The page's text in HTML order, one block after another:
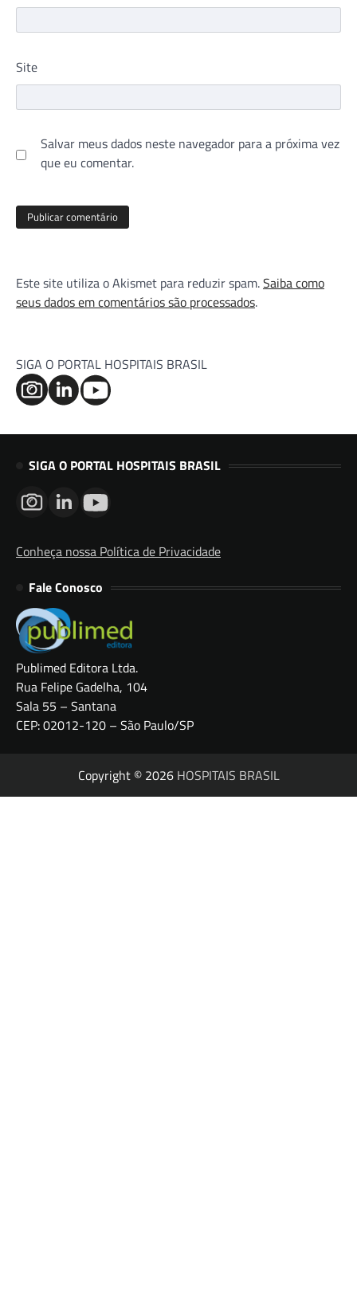
Site
Salvar meus dados neste navegador para a próxima vez
que eu comentar.
Este site utiliza o Akismet para reduzir spam.Saiba como
seus dados em comentários são processados.
SIGA O PORTAL HOSPITAIS BRASIL
SIGA O PORTAL HOSPITAIS BRASIL
Conheça nossa Política de Privacidade
Fale Conosco
Publimed Editora Ltda.
Rua Felipe Gadelha, 104
Sala 55 – Santana
CEP: 02012-120 – São Paulo/SP
Copyright © 2026 HOSPITAIS BRASIL